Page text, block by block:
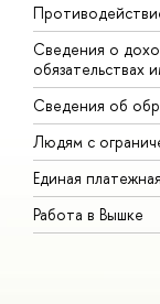
Сведения о
обязательствах
Сведения об
Людям с
Единая
Работа в Вышке